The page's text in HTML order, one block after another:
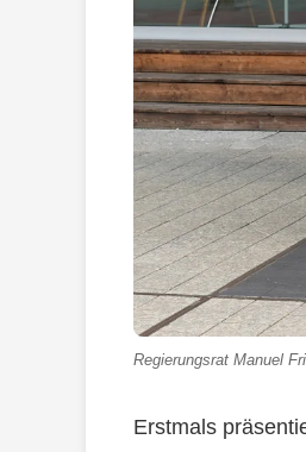
Regierungsrat Manuel
Erstmals